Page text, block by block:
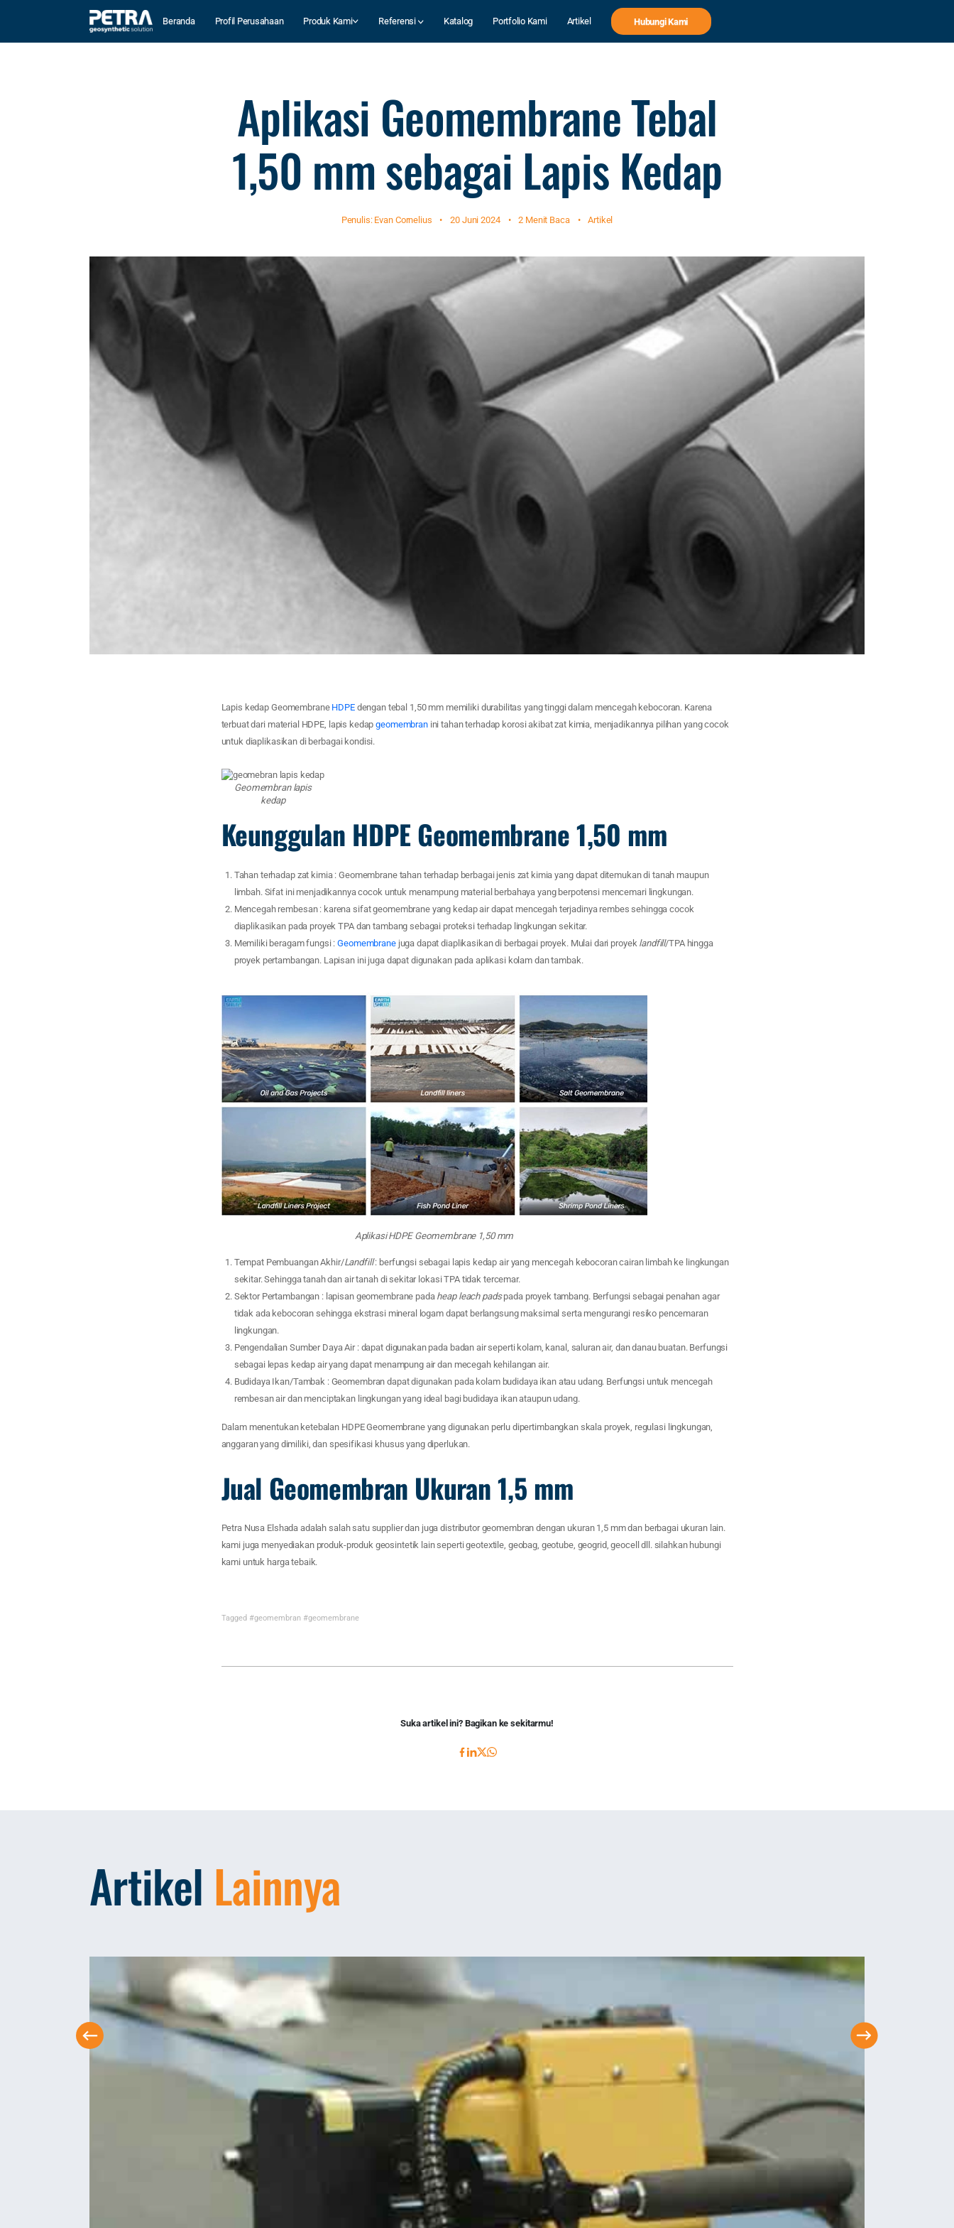
Beranda Profil Perusahaan Produk Kami Referensi Katalog Portfolio Kami Artikel Hubungi Kami
Aplikasi Geomembrane Tebal
1,50 mm sebagai Lapis Kedap
Penulis: Evan Cornelius • 20 Juni 2024 • 2 Menit Baca • Artikel
Lapis kedap Geomembrane HDPEdengan tebal 1,50 mm memiliki durabilitas yang tinggi dalam mencegah kebocoran. Karena
terbuat dari material HDPE, lapis kedapgeomembranini tahan terhadap korosi akibat zat kimia, menjadikannya pilihan yang cocok
untuk diaplikasikan di berbagai kondisi.
Geomembran lapis
kedap
Keunggulan HDPE Geomembrane 1,50 mm
Tahan terhadap zat kimia : Geomembrane tahan terhadap berbagai jenis zat kimia yang dapat ditemukan di tanah maupun
limbah. Sifat ini menjadikannya cocok untuk menampung material berbahaya yang berpotensi mencemari lingkungan.
Mencegah rembesan : karena sifat geomembrane yang kedap air dapat mencegah terjadinya rembes sehingga cocok
diaplikasikan pada proyek TPA dan tambang sebagai proteksi terhadap lingkungan sekitar.
Memiliki beragam fungsi :Geomembranejuga dapat diaplikasikan di berbagai proyek. Mulai dari proyek landfill/TPA hingga
proyek pertambangan. Lapisan ini juga dapat digunakan pada aplikasi kolam dan tambak.
Aplikasi HDPE Geomembrane 1,50 mm
Tempat Pembuangan Akhir/Landfill: berfungsi sebagai lapis kedap air yang mencegah kebocoran cairan limbah ke lingkungan
sekitar. Sehingga tanah dan air tanah di sekitar lokasi TPA tidak tercemar.
Sektor Pertambangan : lapisan geomembrane pada heap leach padspada proyek tambang. Berfungsi sebagai penahan agar
tidak ada kebocoran sehingga ekstrasi mineral logam dapat berlangsung maksimal serta mengurangi resiko pencemaran
lingkungan.
Pengendalian Sumber Daya Air : dapat digunakan pada badan air seperti kolam, kanal, saluran air, dan danau buatan. Berfungsi
sebagai lepas kedap air yang dapat menampung air dan mecegah kehilangan air.
Budidaya Ikan/Tambak : Geomembran dapat digunakan pada kolam budidaya ikan atau udang. Berfungsi untuk mencegah
rembesan air dan menciptakan lingkungan yang ideal bagi budidaya ikan ataupun udang.
Dalam menentukan ketebalan HDPE Geomembrane yang digunakan perlu dipertimbangkan skala proyek, regulasi lingkungan,
anggaran yang dimiliki, dan spesifikasi khusus yang diperlukan.
Jual Geomembran Ukuran 1,5 mm
Petra Nusa Elshada adalah salah satu supplier dan juga distributor geomembran dengan ukuran 1,5 mm dan berbagai ukuran lain.
kami juga menyediakan produk-produk geosintetik lain seperti geotextile, geobag, geotube, geogrid, geocell dll. silahkan hubungi
kami untuk harga tebaik.
Tagged #geomembran #geomembrane
Suka artikel ini? Bagikan ke sekitarmu!
Artikel Lainnya